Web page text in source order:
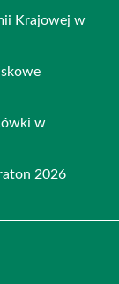
Krajowej w
w
2026